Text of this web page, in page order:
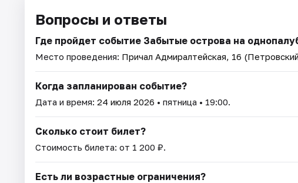
Вопросы и ответы
Где пройдет событие Забытые острова на
Место проведения: Причал Адмиралтейская, 16
Когда запланирован событие?
Дата и время: 24 июля 2026 • пятница • 19:00.
Сколько стоит билет?
Стоимость билета: от 1 200 ₽.
Есть ли возрастные ограничения?